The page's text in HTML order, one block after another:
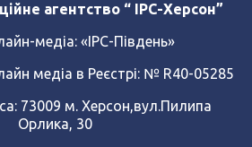
агентство “ IPC-Херсон”
медіа: «ІРС-Південь»
медіа в Реєстрі: № R40-05285
73009 м. Херсон,вул.Пилипа
Орлика, 30